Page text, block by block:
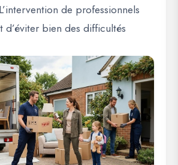
de professionnels
d’éviter bien des difficultés